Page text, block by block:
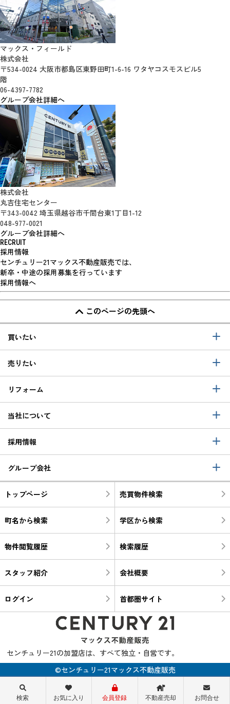
マックス・フィールド
株式会社
〒534-0024 大阪市都島区東野田町1-6-16 ワタヤコスモスビル5
階
06-4397-7782
グループ会社詳細へ
株式会社
丸吉住宅センター
〒343-0042 埼玉県越谷市千間台東1丁目1-12
048-977-0021
グループ会社詳細へ
RECRUIT
採用情報
センチュリー21マックス不動産販売では、
新卒・中途の採用募集を行っています
採用情報へ
このページの先頭へ
買いたい
売りたい
リフォーム
当社について
採用情報
グループ会社
トップページ 売買物件検索
町名から検索 学区から検索
物件閲覧履歴 検索履歴
スタッフ紹介 会社概要
ログイン 首都圏サイト
センチュリー21の加盟店は、すべて独立・自営です。
©センチュリー21マックス不動産販売
検索 お気に入り 会員登録 不動産売却 お問合せ